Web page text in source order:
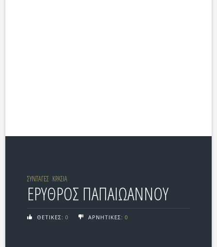
ΣΥΝΤΑΓΕΣ ΚΡΑΣΙΑ
ΕΡΥΘΡΟΣ ΠΑΠΑΙΩΑΝΝΟΥ
ΘΕΤΙΚΕΣ: 0 ΑΡΝΗΤΙΚΕΣ: 0